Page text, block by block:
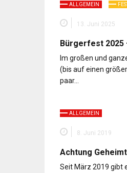
ALLGEMEIN
13. Juni 2025
Bürgerfest 2025
Im großen und
(bis auf einen
paar…
ALLGEMEIN
8. Juni 2019
Achtung
Seit März 2019 gibt